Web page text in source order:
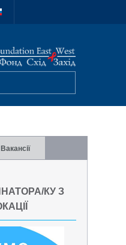
Вакансії
КУ З